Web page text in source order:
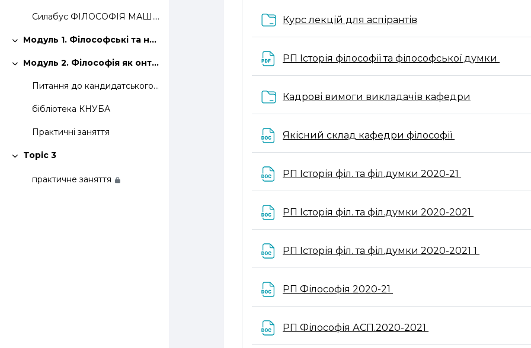
Силабус ФІЛОСОФІЯ МАШ. 2020-21
Collapse
Модуль 1. Філософські та наукові парадигми мислення
Collapse
Модуль 2. Філософія як онтологічна та методологічна основа наукового дослідження
Питання до кандидатського іспиту з філософії.
бібліотека КНУБА
Практичні заняття
Collapse
Topic 3
практичне заняття
Курс лекцій для аспірантів
РП Історія філософії та філософської думки
Кадрові вимоги викладачів кафедри
Якісний склад кафедри філософії
РП Історія філ. та філ.думки 2020-21
РП Історія філ. та філ.думки 2020-2021
РП Історія філ. та філ.думки 2020-2021 1
РП Філософія 2020-21
РП Філософія АСП.2020-2021